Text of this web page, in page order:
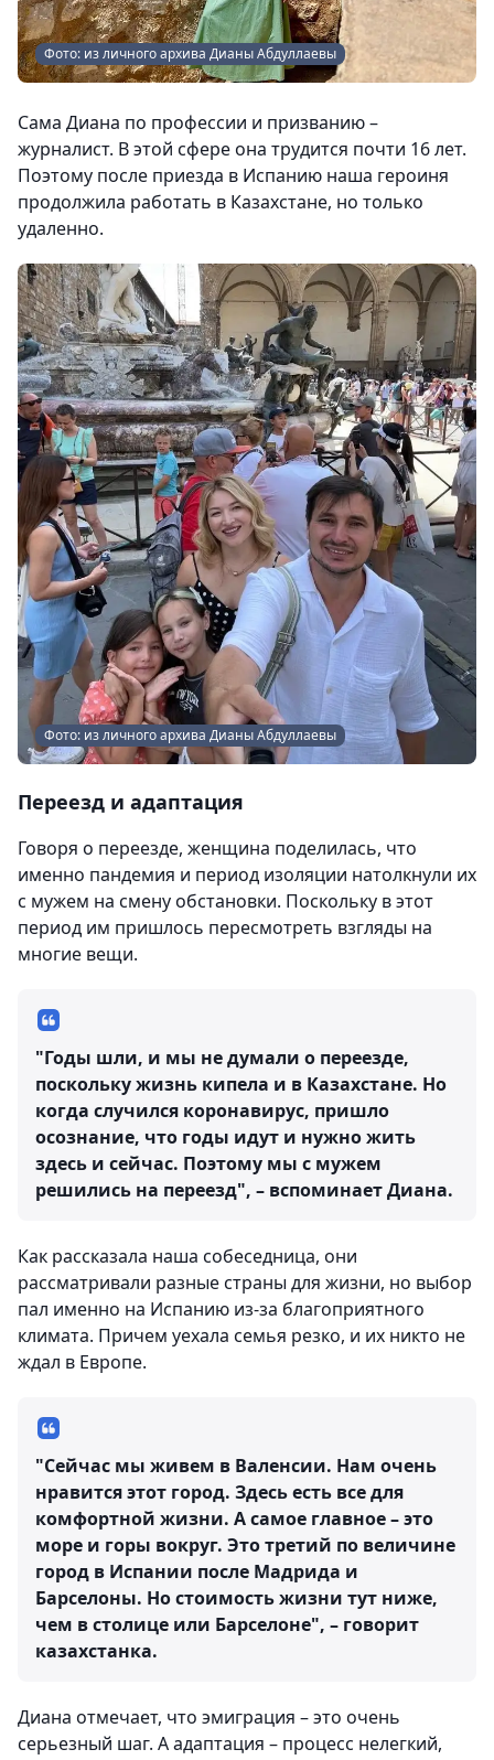
Фото: из личного архива Дианы Абдуллаевы
Сама Диана по профессии и призванию –
журналист. В этой сфере она трудится почти 16 лет.
Поэтому после приезда в Испанию наша героиня
продолжила работать в Казахстане, но только
удаленно.
Фото: из личного архива Дианы Абдуллаевы
Переезд и адаптация
Говоря о переезде, женщина поделилась, что
именно пандемия и период изоляции натолкнули их
с мужем на смену обстановки. Поскольку в этот
период им пришлось пересмотреть взгляды на
многие вещи.
"Годы шли, и мы не думали о переезде,
поскольку жизнь кипела и в Казахстане. Но
когда случился коронавирус, пришло
осознание, что годы идут и нужно жить
здесь и сейчас. Поэтому мы с мужем
решились на переезд", – вспоминает Диана.
Как рассказала наша собеседница, они
рассматривали разные страны для жизни, но выбор
пал именно на Испанию из-за благоприятного
климата. Причем уехала семья резко, и их никто не
ждал в Европе.
"Сейчас мы живем в Валенсии. Нам очень
нравится этот город. Здесь есть все для
комфортной жизни. А самое главное – это
море и горы вокруг. Это третий по величине
город в Испании после Мадрида и
Барселоны. Но стоимость жизни тут ниже,
чем в столице или Барселоне", – говорит
казахстанка.
Диана отмечает, что эмиграция – это очень
серьезный шаг. А адаптация – процесс нелегкий,